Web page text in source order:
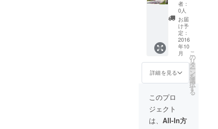
「Hot
Pant’z
（ホッ
トパン
ツ）」
直筆サ
イン入
り。更
に、あ
なたの
バカ
ドット
コムの
「Hot
Pant’z
のCD＋
秘蔵写
真が
入った
スペ
シャル
BOXを
プレゼ
ント！
④＋
ジャ
ケット
作成時
などに
撮影さ
れた筋
者：
0人
お届
け予
定：
2016
年10
月
詳細を見る
こ
の
リ
タ
ー
ン
を
選
択
す
る
このプロ
ジェクト
は、 All-In方